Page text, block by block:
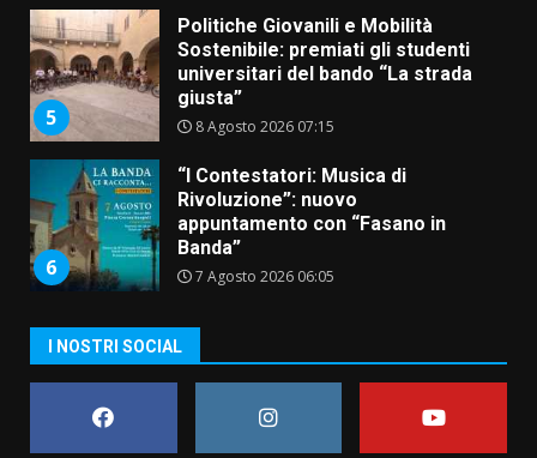
5
Politiche Giovanili e Mobilità
Sostenibile: premiati gli studenti
universitari del bando “La strada
giusta”
8 Agosto 2026 07:15
6
“I Contestatori: Musica di
Rivoluzione”: nuovo
appuntamento con “Fasano in
Banda”
7 Agosto 2026 06:05
amarezza per esclusione dal
campionato di calcio”
7 Agosto 2026 06:00
I NOSTRI SOCIAL